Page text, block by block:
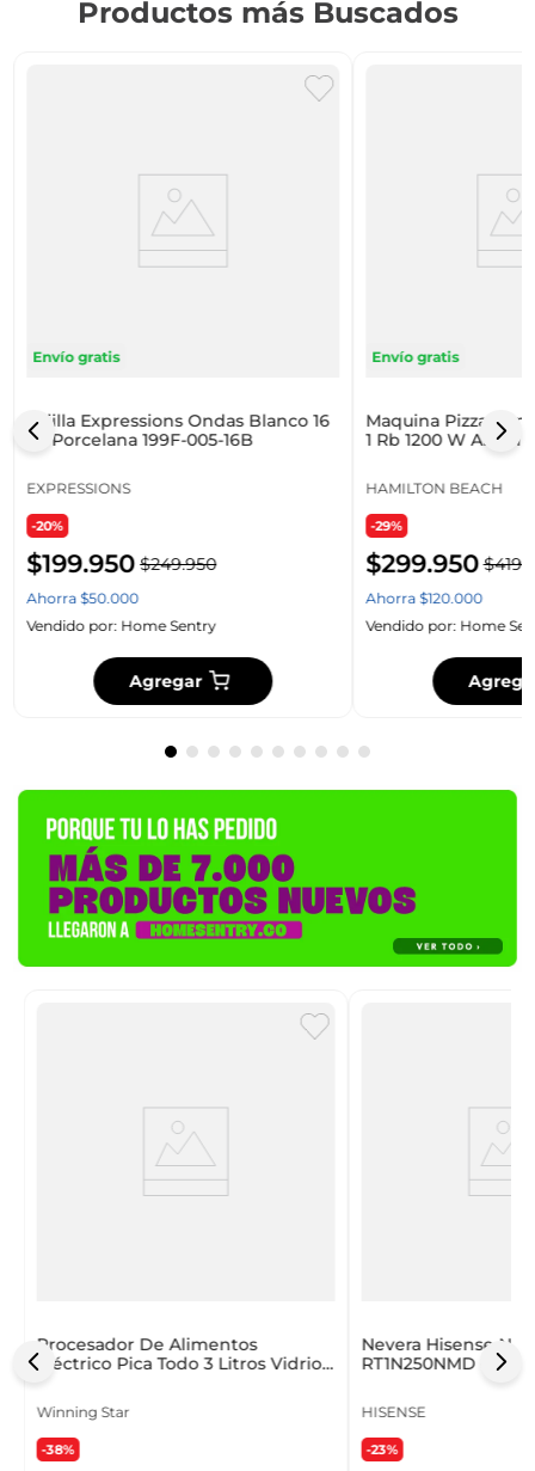
Productos más Buscados
Envío gratis
Vajilla Expressions Ondas Blanco 16
Pz Porcelana 199F-005-16B
EXPRESSIONS
-20%
$199.950 $249.950
Ahorra$50.000
Vendido por: Home Sentry
Agregar
Envío gratis
Maquina Pizza
1 Rb 1200 W
HAMILTON BEACH
-29%
$299.950 $419.
Ahorra $120.000
Vendido por: Home
Procesador De Alimentos
Eléctrico Pica Todo 3 Litros Vidrio
Winning Star
-38%
Nevera Hisense No
RT1N250NMD Gris
HISENSE
-23%